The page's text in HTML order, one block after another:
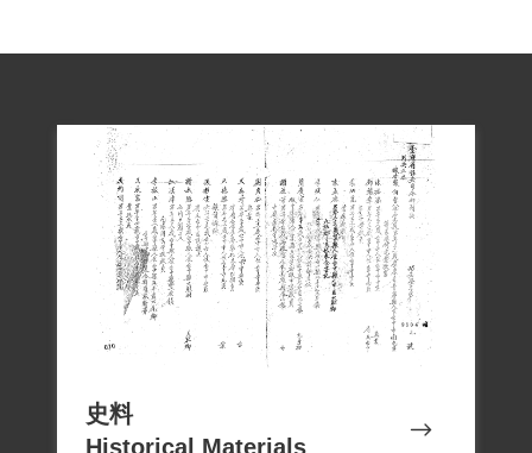
史料
Historical Materials